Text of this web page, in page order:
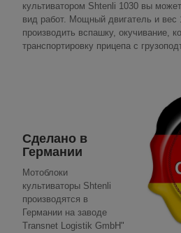
культиватором Shtenli 1030 вы
вид работ. Мощный двигатель и вес
производить вспашку, окучивание,
транспортировку прицепа с
Сделано в
Германии
Мотоблоки
культиваторы Shtenli
производятся в
Германии на заводе
Transnet Logistik GmbH"